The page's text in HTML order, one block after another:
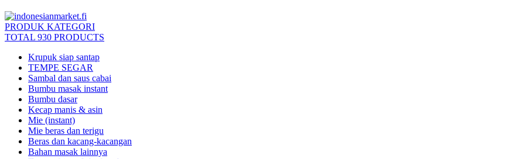
PRODUK KATEGORI
TOTAL 930 PRODUCTS
Krupuk siap santap
TEMPE SEGAR
Sambal dan saus cabai
Bumbu masak instant
Bumbu dasar
Kecap manis & asin
Mie (instant)
Mie beras dan terigu
Beras dan kacang-kacangan
Bahan masak lainnya